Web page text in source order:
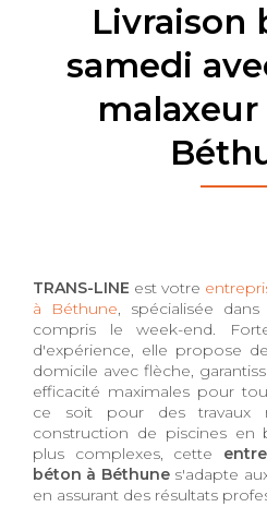
Livraison
samedi
TRANS-LINE est votre
à Béthune, spécialisée
compris le week-end.
d'expérience, elle propose
domicile avec flèche,
efficacité maximales pour
ce soit pour des travaux
construction de piscines en
plus complexes, cette
béton à Béthunes'adapte
en assurant des résultats